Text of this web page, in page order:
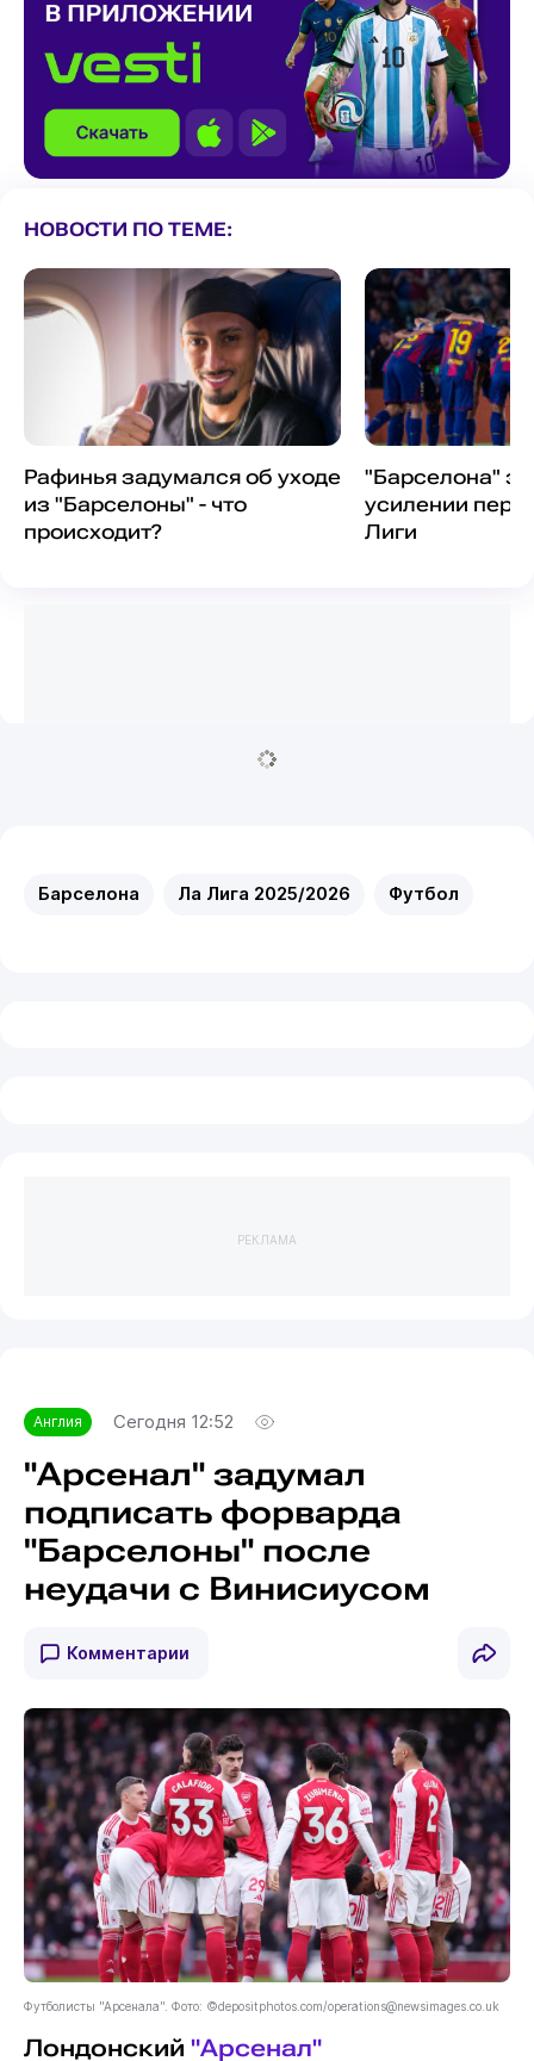
НОВОСТИ ПО ТЕМЕ:
Рафинья задумался об уходе
из "Барселоны" - что
происходит?
"Барселона"
усилении
Лиги
Барселона Ла Лига 2025/2026 Футбол
РЕКЛАМА
Англия Сегодня 12:52
"Арсенал" задумал
подписать форварда
"Барселоны" после
неудачи с Винисиусом
Комментарии
Футболисты "Арсенала". Фото: ©depositphotos.com/operations@newsimages.co.uk
Лондонский "Арсенал"